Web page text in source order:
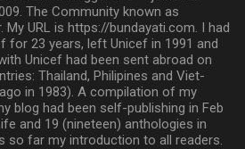
The Community known as
My URL is https://bundayati.com. I had
for 23 years, left Unicef in 1991 and
Unicef had been sent abroad on
Thailand, Philipines and Viet-
in 1983). A compilation of my
blog had been self-publishing in Feb
and 19 (nineteen) anthologies in
so far my introduction to all readers.